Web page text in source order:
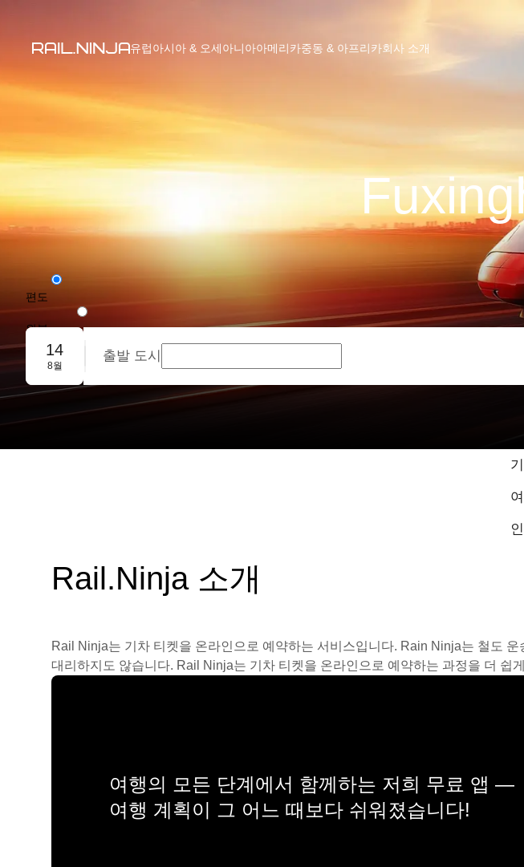
유럽아시아 & 오세아니아아메리카중동 & 아프리카회사 소개
편도
왕복
단체 예약
14
8월
출발 도시
Rail.Ninja 소개
Rail Ninja는 기차 티켓을 온라인으로 예약하는 서비스입니다. Rain Ninja는 철도
대리하지도 않습니다. Rail Ninja는 기차 티켓을 온라인으로 예약하는 과정을 더 쉽
여행의 모든 단계에서 함께하는 저희 무료 앱 —
여행 계획이 그 어느 때보다 쉬워졌습니다!